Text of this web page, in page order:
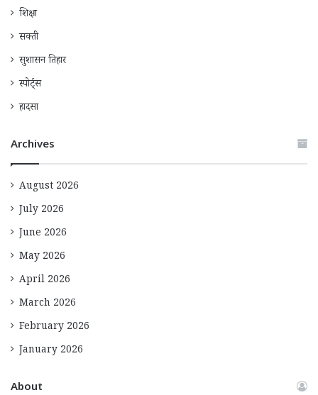
शिक्षा
सक्ती
सुशासन तिहार
स्पोर्ट्स
हादसा
Archives
August 2026
July 2026
June 2026
May 2026
April 2026
March 2026
February 2026
January 2026
About